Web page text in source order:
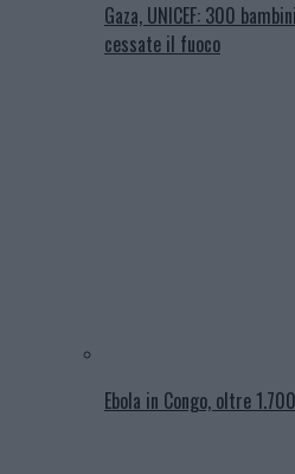
Gaza, UNICEF: 300
cessate il fuoco
Ebola in Congo, oltre